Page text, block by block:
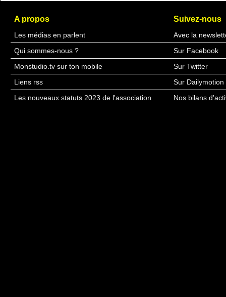
A propos
Les médias en parlent
Suivez-nous
Avec la
Qui sommes-nous ?
Sur Facebook
Monstudio.tv sur ton mobile
Sur Twitter
Liens rss
Sur Dailymotion
Les nouveaux statuts 2023 de l'association
Nos bilans